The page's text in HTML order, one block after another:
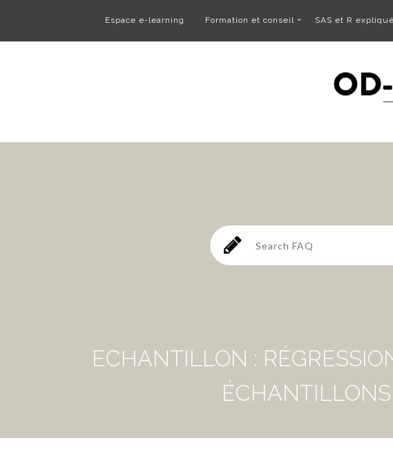
Espace e-learning Formation et conseil SAS et R
ECHANTILLON :